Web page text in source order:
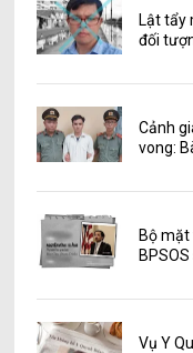
Lật tẩy
đối
Cảnh
vong:
Bộ
Vụ Y